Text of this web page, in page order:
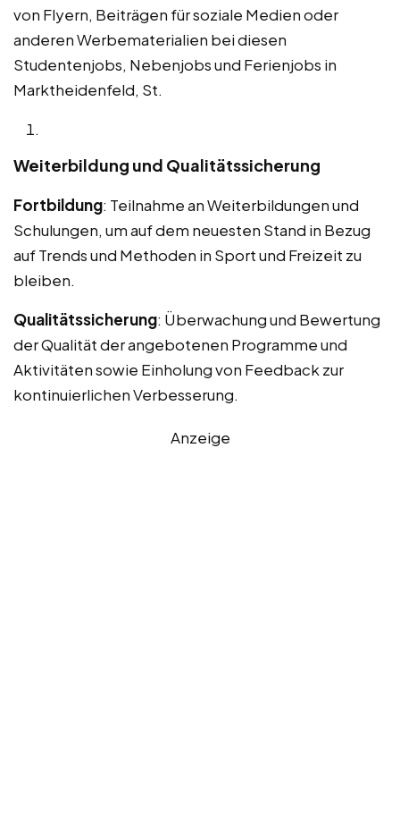
von Flyern, Beiträgen für soziale Medien oder
anderen Werbematerialien bei diesen
Studentenjobs, Nebenjobs und Ferienjobs in
Marktheidenfeld, St.
Weiterbildung und Qualitätssicherung
Fortbildung: Teilnahme an Weiterbildungen und
Schulungen, um auf dem neuesten Stand in Bezug
auf Trends und Methoden in Sport und Freizeit zu
bleiben.
Qualitätssicherung: Überwachung und Bewertung
der Qualität der angebotenen Programme und
Aktivitäten sowie Einholung von Feedback zur
kontinuierlichen Verbesserung.
Anzeige